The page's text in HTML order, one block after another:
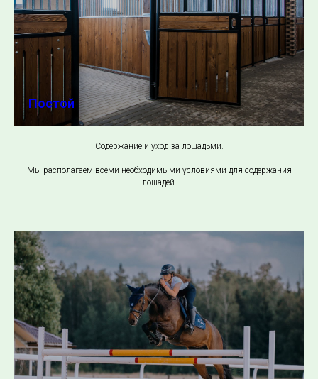
Постой
Содержание и уход за лошадьми.
Мы располагаем всеми необходимыми условиями для содержания
лошадей.